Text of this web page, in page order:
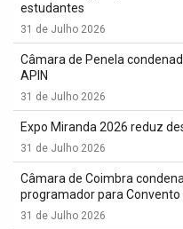
estudantes
31 de Julho 2026
Câmara de Penela
APIN
31 de Julho 2026
Expo Miranda 2026 reduz
31 de Julho 2026
Câmara de Coimbra
programador para Convento
31 de Julho 2026